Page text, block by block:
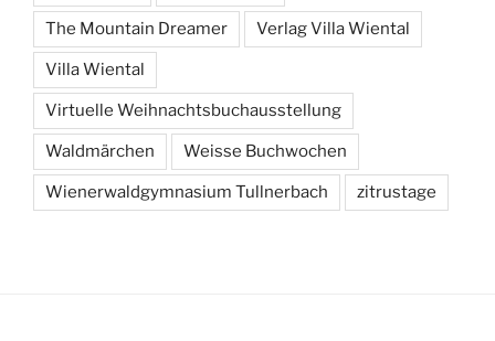
The Mountain Dreamer Verlag Villa Wiental
Villa Wiental
Virtuelle Weihnachtsbuchausstellung
Waldmärchen Weisse Buchwochen
Wienerwaldgymnasium Tullnerbach zitrustage